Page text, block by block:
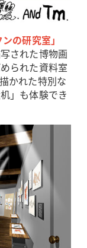
の研究室」
された博物画
られた資料室
かれた特別な
」も体験でき